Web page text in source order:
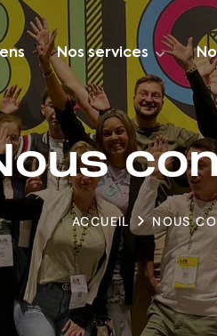
Nos services
ACCUEIL NOUS